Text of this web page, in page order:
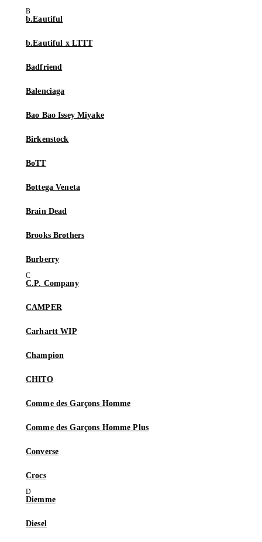
b.Eautiful
b.Eautiful x LTTT
Badfriend
Balenciaga
Bao Bao Issey Miyake
Birkenstock
BoTT
Bottega Veneta
Brain Dead
Brooks Brothers
Burberry
C.P. Company
CAMPER
Carhartt WIP
Champion
CHITO
Comme des Garçons Homme
Comme des Garçons Homme Plus
Converse
Crocs
Diemme
Diesel